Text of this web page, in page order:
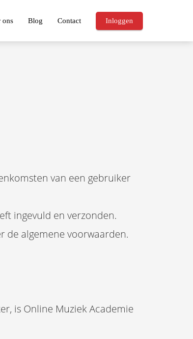
ons Blog Contact Inloggen
van een gebruiker
ingevuld en verzonden.
de algemene voorwaarden.
is Online Muziek Academie